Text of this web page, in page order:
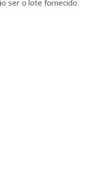
ser o lote fornecido.
100gr